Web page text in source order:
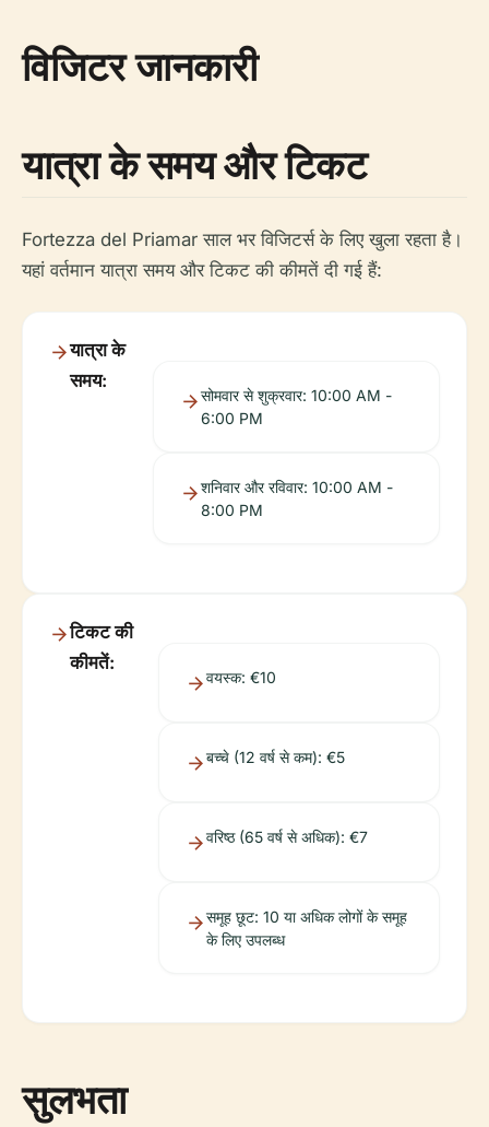
विजिटर जानकारी
यात्रा के समय और टिकट
Fortezza del Priamar साल भर विजिटर्स के लिए खुला रहता है।
यहां वर्तमान यात्रा समय और टिकट की कीमतें दी गई हैं:
यात्रा के
समय:
सोमवार से शुक्रवार: 10:00 AM -
6:00 PM
शनिवार और रविवार: 10:00 AM -
8:00 PM
टिकट की
कीमतें:
वयस्क: €10
बच्चे (12 वर्ष से कम): €5
वरिष्ठ (65 वर्ष से अधिक): €7
समूह छूट: 10 या अधिक लोगों के समूह
के लिए उपलब्ध
सुलभता